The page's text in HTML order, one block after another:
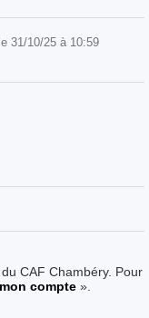
31/10/25 à 10:59
CAF Chambéry. Pour
compte ».